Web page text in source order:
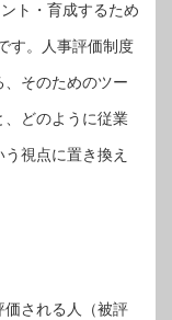
ト・育成するため
す。人事評価制度
そのためのツー
、どのように従業
視点に置き換え
価される人（被評